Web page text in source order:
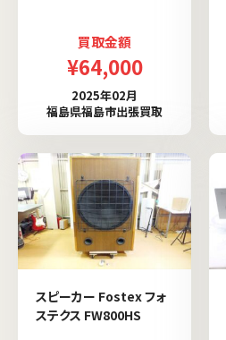
買取金額
¥64,000
2025年02月
福島県福島市出張買取
スピーカー Fostex フォ
ステクス FW800HS